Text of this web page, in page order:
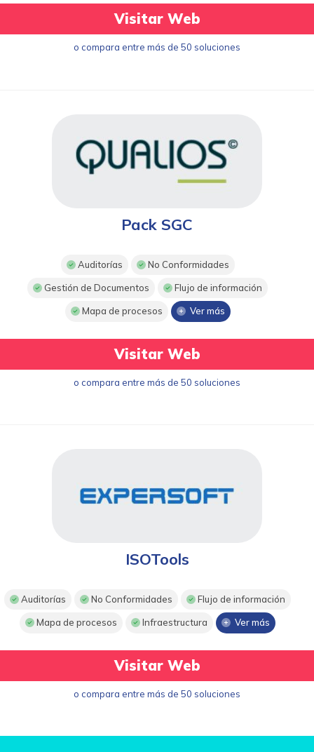
Visitar Web
o compara entre más de 50 soluciones
Pack SGC
Auditorías No Conformidades
Gestión de Documentos Flujo de información
Mapa de procesos Ver más
Visitar Web
o compara entre más de 50 soluciones
ISOTools
Auditorías No Conformidades Flujo de información
Mapa de procesos Infraestructura Ver más
Visitar Web
o compara entre más de 50 soluciones